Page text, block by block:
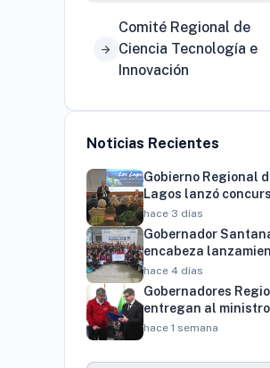
arrow_forward
Comité Regional de
Ciencia Tecnología e
Innovación
Noticias Recientes
Gobierno Regional
Lagos lanzó
innovación por
millones para
brechas
hace 3 días
Gobernador
encabeza
programa regional
familias vinculadas
autismo
hace 4 días
Gobernadores
entregan al
Economía cartera de
proyectan generar
hace 1 semana